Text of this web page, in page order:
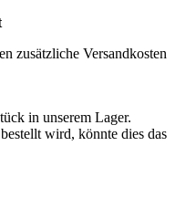
zusätzliche Versandkosten
in unserem Lager.
wird, könnte dies das